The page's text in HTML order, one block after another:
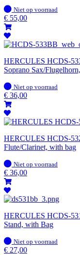
Op
voorraad
Niet op voorraad
€ 55,00
HERCULES HCDS-
Soprano Sax/
Op
voorraad
Niet op voorraad
€ 36,00
HERCULES HCDS-
Flute/Clarinet, with bag
Op
voorraad
Niet op voorraad
€ 36,00
HERCULES HCDS-
Stand, with Bag
Op
voorraad
Niet op voorraad
€ 27,00